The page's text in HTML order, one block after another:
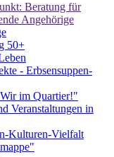
Beratung für
Angehörige
50+
- Erbsensuppen-
im Quartier!"
Veranstaltungen in
Kulturen-Vielfalt